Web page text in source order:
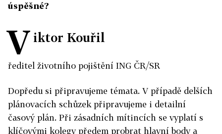
úspěšné?
V iktor Kouřil
ředitel životního pojištění ING ČR/SR
Dopředu si připravujeme témata. V případě delších
plánovacích schůzek připravujeme i detailní
časový plán. Při zásadních mítincích se vyplatí s
klíčovými kolegy předem probrat hlavní body a